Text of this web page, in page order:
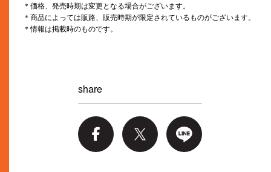
＊価格、発売時期は変更となる場合がございます。
＊商品によっては販路、販売時期が限定されているものがございます。
＊情報は掲載時のものです。
share